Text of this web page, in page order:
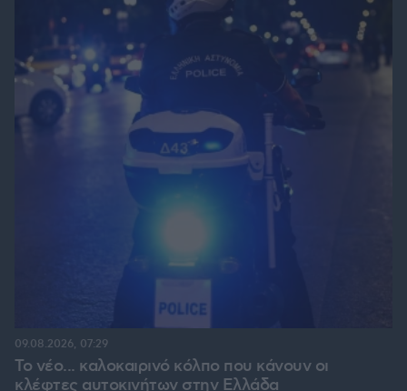
Το νέο... καλοκαιρινό κόλπο που κάνουν οι
κλέφτες αυτοκινήτων στην Ελλάδα
09.08.2026, 07:29